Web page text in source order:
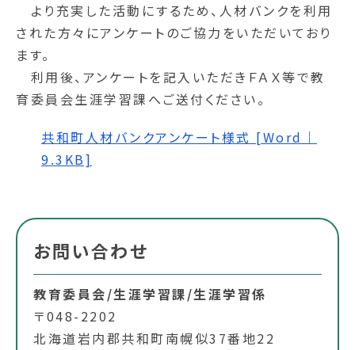
より充実した活動にするため、人材バンクを利用
された方々にアンケートのご協力をいただいており
ます。
利用後、アンケートを記入いただきＦＡＸ等で教
育委員会生涯学習課へご送付ください。
共和町人材バンクアンケート様式 [Word｜
9.3KB]
お問い合わせ
教育委員会/生涯学習課/生涯学習係
〒048-2202
北海道岩内郡共和町南幌似37番地22